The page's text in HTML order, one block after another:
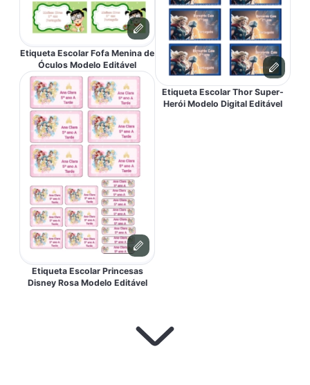
Etiqueta Escolar Fofa Menina de
Óculos Modelo Editável
Etiqueta Escolar Princesas
Disney Rosa Modelo Editável
Etiqueta Escolar Thor Super-
Herói Modelo Digital Editável